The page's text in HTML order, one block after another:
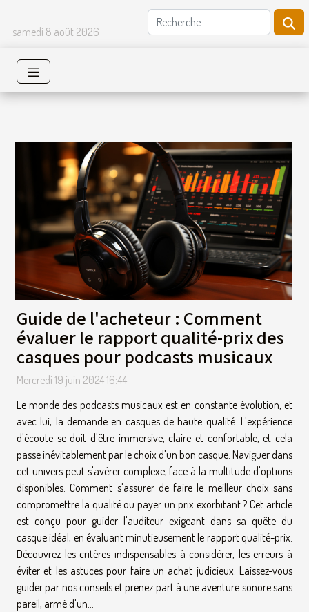
samedi 8 août 2026
Guide de l'acheteur : Comment
évaluer le rapport qualité-prix des
casques pour podcasts musicaux
Mercredi 19 juin 2024 16:44
Le monde des podcasts musicaux est en constante évolution, et
avec lui, la demande en casques de haute qualité. L'expérience
d'écoute se doit d'être immersive, claire et confortable, et cela
passe inévitablement par le choix d'un bon casque. Naviguer dans
cet univers peut s'avérer complexe, face à la multitude d'options
disponibles. Comment s'assurer de faire le meilleur choix sans
compromettre la qualité ou payer un prix exorbitant ? Cet article
est conçu pour guider l'auditeur exigeant dans sa quête du
casque idéal, en évaluant minutieusement le rapport qualité-prix.
Découvrez les critères indispensables à considérer, les erreurs à
éviter et les astuces pour faire un achat judicieux. Laissez-vous
guider par nos conseils et prenez part à une aventure sonore sans
pareil, armé d'un...